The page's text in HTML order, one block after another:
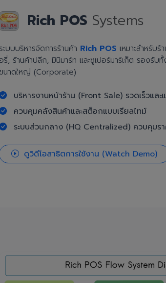
Rich POS Systems
ระบบบริหารจัดการร้านค้า Rich POS เหมาะสำหรับ
อรี่, ร้านค้าปลีก, มินิมาร์ท และซูเปอร์มาร์เก็ต รองรับ
นาดใหญ่ (Corporate)
บริหารงานหน้าร้าน (Front Sale) รวดเร็วและ
ควบคุมคลังสินค้าและสต็อกแบบเรียลไทม์
ระบบส่วนกลาง (HQ Centralized) ควบคุมรา
ดูวิดีโอสาธิตการใช้งาน (Watch Demo)